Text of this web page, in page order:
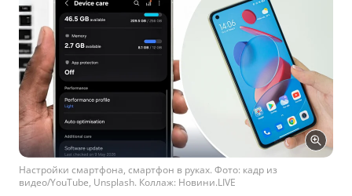
Настройки смартфона, смартфон в руках. Фото: кадр из
видео/YouTube, Unsplash. Коллаж: Новини.LIVE